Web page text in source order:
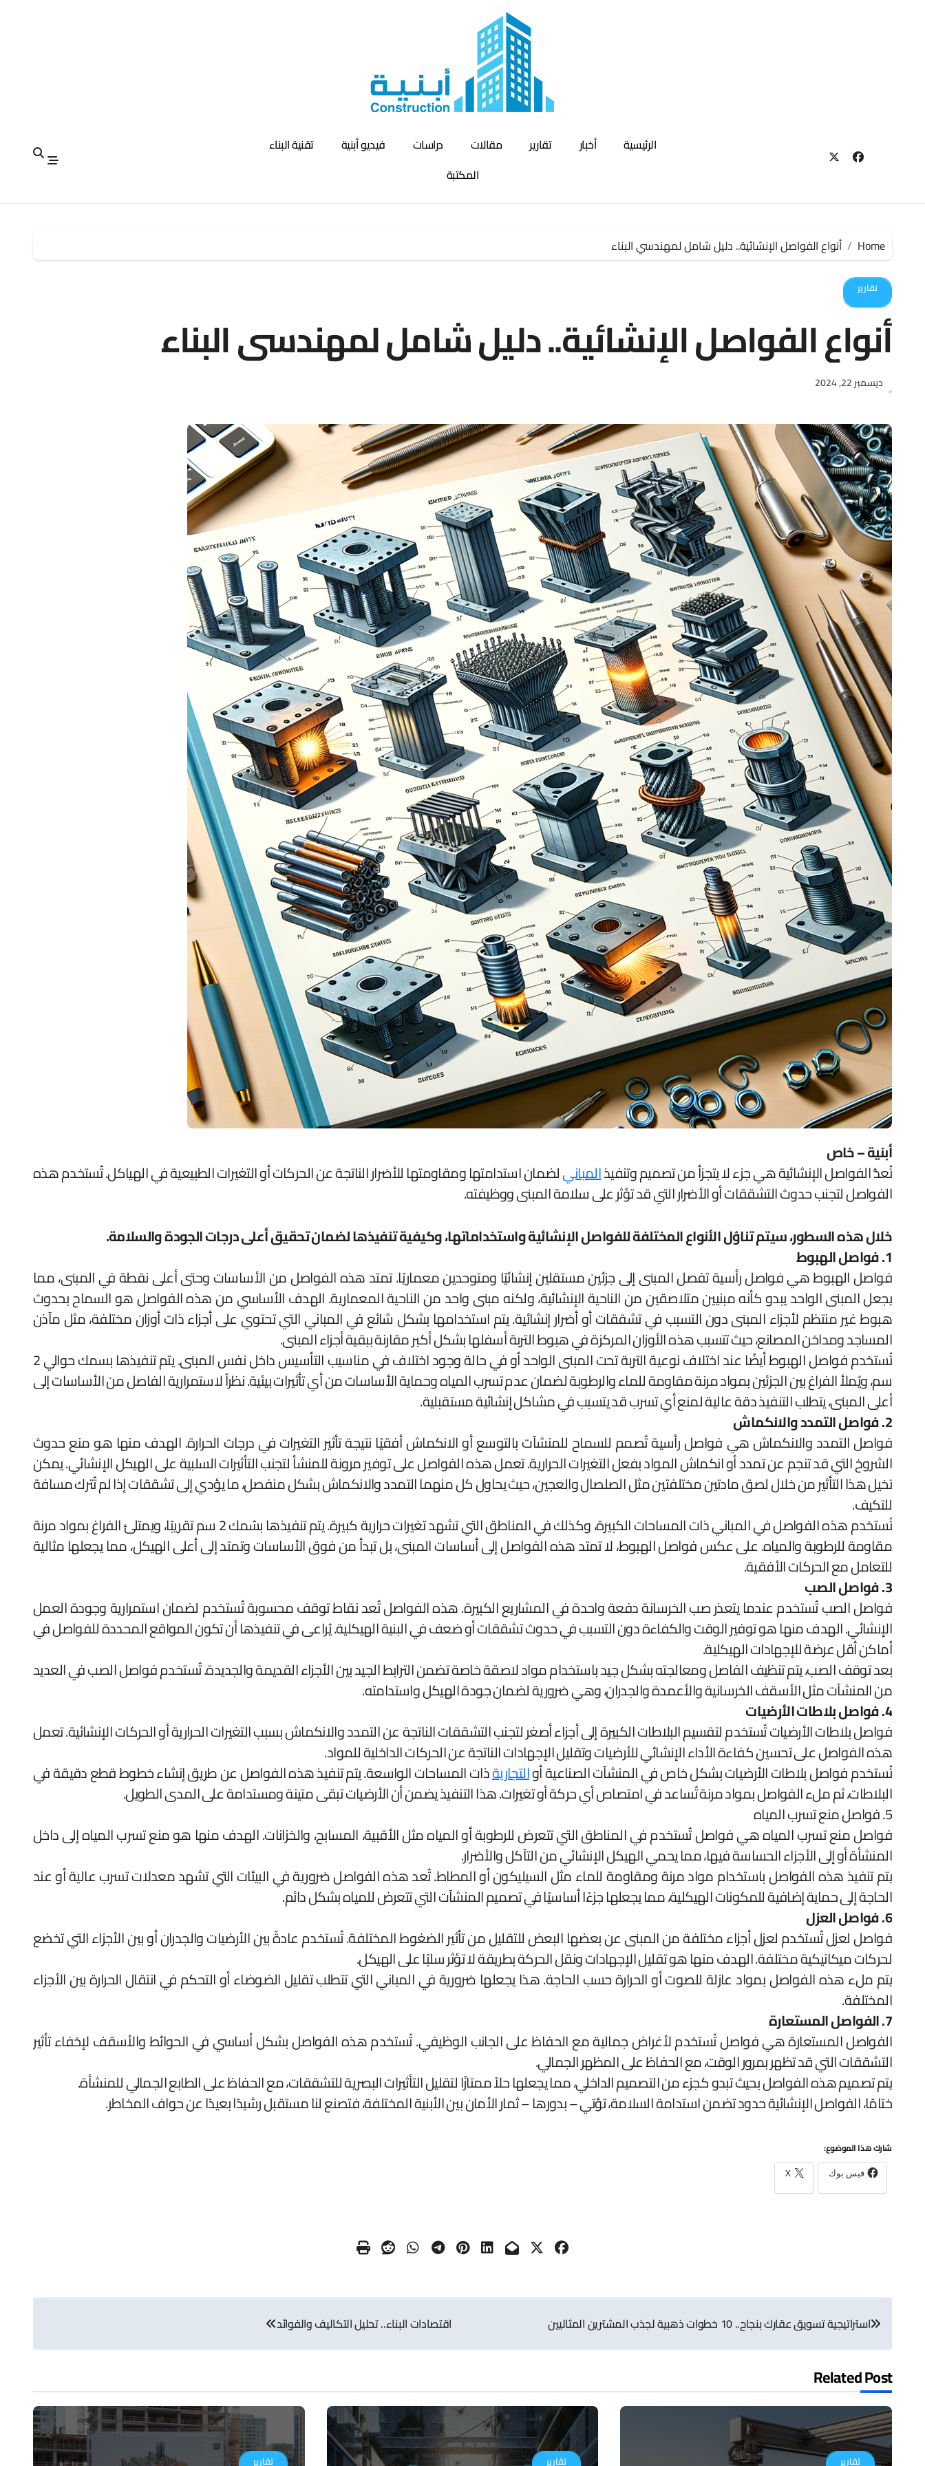
الرئيسية أخبار تقارير مقالات دراسات فيديو أبنية
تقنية البناء
المكتبة
Home أنواع الفواصل الإنشائية.. دليل شامل لمهندسي البناء
تقارير
أنواع الفواصل الإنشائية.. دليل شامل لمهندسي البناء
ديسمبر 22, 2024
أبنية – خاص
تُعدُّ الفواصل الإنشائية هي جزء لا يتجزأ من تصميم وتنفيذالمبانيلضمان استدامتها ومقاومتها للأضرار الناتجة عن الحركات أو التغيرات الطبيعية في الهياكل. تُستخدم هذه
الفواصل لتجنب حدوث التشققات أو الأضرار التي قد تؤثر على سلامة المبنى ووظيفته.
خلال هذه السطور، سيتم تناوُل الأنواع المختلفة للفواصل الإنشائية واستخداماتها، وكيفية تنفيذها لضمان تحقيق أعلى درجات الجودة والسلامة.
1. فواصل الهبوط
فواصل الهبوط هي فواصل رأسية تفصل المبنى إلى جزئين مستقلين إنشائيًا ومتوحدين معماريًا. تمتد هذه الفواصل من الأساسات وحتى أعلى نقطة في المبنى، مما
يجعل المبنى الواحد يبدو كأنه مبنيين متلاصقين من الناحية الإنشائية، ولكنه مبنى واحد من الناحية المعمارية. الهدف الأساسي من هذه الفواصل هو السماح بحدوث
هبوط غير منتظم لأجزاء المبنى دون التسبب في تشققات أو أضرار إنشائية. يتم استخدامها بشكل شائع في المباني التي تحتوي على أجزاء ذات أوزان مختلفة، مثل مآذن
المساجد ومداخن المصانع، حيث تتسبب هذه الأوزان المركزة في هبوط التربة أسفلها بشكل أكبر مقارنة ببقية أجزاء المبنى.
تُستخدم فواصل الهبوط أيضًا عند اختلاف نوعية التربة تحت المبنى الواحد أو في حالة وجود اختلاف في مناسيب التأسيس داخل نفس المبنى. يتم تنفيذها بسمك حوالي 2
سم، ويُملأ الفراغ بين الجزئين بمواد مرنة مقاومة للماء والرطوبة لضمان عدم تسرب المياه وحماية الأساسات من أي تأثيرات بيئية. نظراً لاستمرارية الفاصل من الأساسات إلى
أعلى المبنى، يتطلب التنفيذ دقة عالية لمنع أي تسرب قد يتسبب في مشاكل إنشائية مستقبلية.
2. فواصل التمدد والانكماش
فواصل التمدد والانكماش هي فواصل رأسية تُصمم للسماح للمنشآت بالتوسع أو الانكماش أفقيًا نتيجة تأثير التغيرات في درجات الحرارة. الهدف منها هو منع حدوث
الشروخ التي قد تنجم عن تمدد أو انكماش المواد بفعل التغيرات الحرارية. تعمل هذه الفواصل على توفير مرونة للمنشأ لتجنب التأثيرات السلبية على الهيكل الإنشائي. يمكن
تخيل هذا التأثير من خلال لصق مادتين مختلفتين مثل الصلصال والعجين، حيث يحاول كل منهما التمدد والانكماش بشكل منفصل، ما يؤدي إلى تشققات إذا لم تُترك مسافة
للتكيف.
تُستخدم هذه الفواصل في المباني ذات المساحات الكبيرة، وكذلك في المناطق التي تشهد تغيرات حرارية كبيرة. يتم تنفيذها بسُمك 2 سم تقريبًا، ويمتلئ الفراغ بمواد مرنة
مقاومة للرطوبة والمياه. على عكس فواصل الهبوط، لا تمتد هذه الفواصل إلى أساسات المبنى، بل تبدأ من فوق الأساسات وتمتد إلى أعلى الهيكل، مما يجعلها مثالية
للتعامل مع الحركات الأفقية.
3. فواصل الصب
فواصل الصب تُستخدم عندما يتعذر صب الخرسانة دفعة واحدة في المشاريع الكبيرة. هذه الفواصل تُعد نقاط توقف محسوبة تُستخدم لضمان استمرارية وجودة العمل
الإنشائي. الهدف منها هو توفير الوقت والكفاءة دون التسبب في حدوث تشققات أو ضعف في البنية الهيكلية. يُراعى في تنفيذها أن تكون المواقع المحددة للفواصل في
أماكن أقل عرضة للإجهادات الهيكلية.
بعد توقف الصب، يتم تنظيف الفاصل ومعالجته بشكل جيد باستخدام مواد لاصقة خاصة تضمن الترابط الجيد بين الأجزاء القديمة والجديدة. تُستخدم فواصل الصب في العديد
من المنشآت مثل الأسقف الخرسانية والأعمدة والجدران، وهي ضرورية لضمان جودة الهيكل واستدامته.
4. فواصل بلاطات الأرضيات
فواصل بلاطات الأرضيات تُستخدم لتقسيم البلاطات الكبيرة إلى أجزاء أصغر لتجنب التشققات الناتجة عن التمدد والانكماش بسبب التغيرات الحرارية أو الحركات الإنشائية. تعمل
هذه الفواصل على تحسين كفاءة الأداء الإنشائي للأرضيات وتقليل الإجهادات الناتجة عن الحركات الداخلية للمواد.
تُستخدم فواصل بلاطات الأرضيات بشكل خاص في المنشآت الصناعية أوالتجاريةذات المساحات الواسعة. يتم تنفيذ هذه الفواصل عن طريق إنشاء خطوط قطع دقيقة في
البلاطات، ثم ملء الفواصل بمواد مرنة تُساعد في امتصاص أي حركة أو تغيرات. هذا التنفيذ يضمن أن الأرضيات تبقى متينة ومستدامة على المدى الطويل.
5. فواصل منع تسرب المياه
فواصل منع تسرب المياه هي فواصل تُستخدم في المناطق التي تتعرض للرطوبة أو المياه مثل الأقبية، المسابح، والخزانات. الهدف منها هو منع تسرب المياه إلى داخل
المنشأة أو إلى الأجزاء الحساسة فيها، مما يحمي الهيكل الإنشائي من التآكل والأضرار.
يتم تنفيذ هذه الفواصل باستخدام مواد مرنة ومقاومة للماء مثل السيليكون أو المطاط. تُعد هذه الفواصل ضرورية في البيئات التي تشهد معدلات تسرب عالية أو عند
الحاجة إلى حماية إضافية للمكونات الهيكلية، مما يجعلها جزءًا أساسيًا في تصميم المنشآت التي تتعرض للمياه بشكل دائم.
6. فواصل العزل
فواصل لعزل تُستخدم لعزل أجزاء مختلفة من المبنى عن بعضها البعض للتقليل من تأثير الضغوط المختلفة. تُستخدم عادةً بين الأرضيات والجدران أو بين الأجزاء التي تخضع
لحركات ميكانيكية مختلفة. الهدف منها هو تقليل الإجهادات ونقل الحركة بطريقة لا تؤثر سلبًا على الهيكل.
يتم ملء هذه الفواصل بمواد عازلة للصوت أو الحرارة حسب الحاجة. هذا يجعلها ضرورية في المباني التي تتطلب تقليل الضوضاء أو التحكم في انتقال الحرارة بين الأجزاء
المختلفة.
7. الفواصل المستعارة
الفواصل المستعارة هي فواصل تُستخدم لأغراض جمالية مع الحفاظ على الجانب الوظيفي. تُستخدم هذه الفواصل بشكل أساسي في الحوائط والأسقف لإخفاء تأثير
التشققات التي قد تظهر بمرور الوقت، مع الحفاظ على المظهر الجمالي.
يتم تصميم هذه الفواصل بحيث تبدو كجزء من التصميم الداخلي، مما يجعلها حلاً ممتازًا لتقليل التأثيرات البصرية للتشققات، مع الحفاظ على الطابع الجمالي للمنشأة.
ختامًا، الفواصل الإنشائية حدود تضمن استدامة السلامة، تؤتي – بدورها – ثمار الأمان بين الأبنية المختلفة، فتصنع لنا مستقبل رشيدًا بعيدًا عن حواف المخاطر.
شارك هذا الموضوع:
فيس بوك X
تصفّح
المقالات
استراتيجية تسويق عقارك بنجاح.. 10 خطوات ذهبية لجذب المشترين المثاليين اقتصادات البناء.. تحليل التكاليف والفوائد
Related Post
تقارير تقارير تقارير